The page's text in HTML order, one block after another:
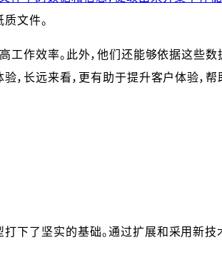
文件。
工作效率。此外，他们还能够依据这些
，长远来看，更有助于提升客户体验，
打下了坚实的基础。通过扩展和采用新